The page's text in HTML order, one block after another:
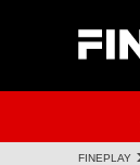
FINEPLAY